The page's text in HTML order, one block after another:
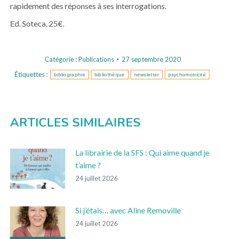
rapidement des réponses à ses interrogations.
Ed. Soteca, 25€.
Catégorie :Publications
27 septembre 2020
Étiquettes :
bibliographie bibliothèque newsletter psychomotricité
ARTICLES SIMILAIRES
La librairie de la SFS : Qui aime quand je
t’aime ?
24 juillet 2026
Si j’étais… avec Aline Removille
24 juillet 2026